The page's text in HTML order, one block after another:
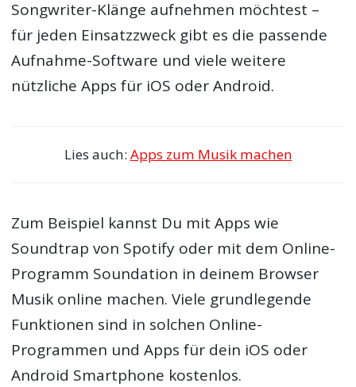
Songwriter-Klänge aufnehmen möchtest –
für jeden Einsatzzweck gibt es die passende
Aufnahme-Software und viele weitere
nützliche Apps für iOS oder Android.
Lies auch: Apps zum Musik machen
Zum Beispiel kannst Du mit Apps wie
Soundtrap von Spotify oder mit dem Online-
Programm Soundation in deinem Browser
Musik online machen. Viele grundlegende
Funktionen sind in solchen Online-
Programmen und Apps für dein iOS oder
Android Smartphone kostenlos.